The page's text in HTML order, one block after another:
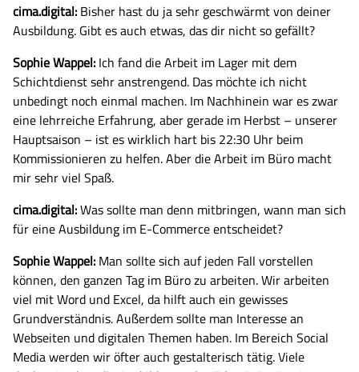
cima.digital: Bisher hast du ja sehr geschwärmt von deiner
Ausbildung. Gibt es auch etwas, das dir nicht so gefällt?
Sophie Wappel: Ich fand die Arbeit im Lager mit dem
Schichtdienst sehr anstrengend. Das möchte ich nicht
unbedingt noch einmal machen. Im Nachhinein war es zwar
eine lehrreiche Erfahrung, aber gerade im Herbst – unserer
Hauptsaison – ist es wirklich hart bis 22:30 Uhr beim
Kommissionieren zu helfen. Aber die Arbeit im Büro macht
mir sehr viel Spaß.
cima.digital:Was sollte man denn mitbringen, wann man sich
für eine Ausbildung im E-Commerce entscheidet?
Sophie Wappel: Man sollte sich auf jeden Fall vorstellen
können, den ganzen Tag im Büro zu arbeiten. Wir arbeiten
viel mit Word und Excel, da hilft auch ein gewisses
Grundverständnis. Außerdem sollte man Interesse an
Webseiten und digitalen Themen haben. Im Bereich Social
Media werden wir öfter auch gestalterisch tätig. Viele